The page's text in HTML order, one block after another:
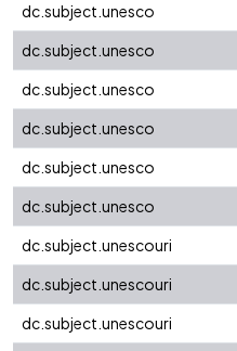
dc.subject.unesco
dc.subject.unesco
dc.subject.unesco
dc.subject.unesco
dc.subject.unesco
dc.subject.unesco
dc.subject.unescouri
dc.subject.unescouri
dc.subject.unescouri